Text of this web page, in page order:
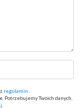
regulamin.
Potrzebujemy Twoich danych,
.